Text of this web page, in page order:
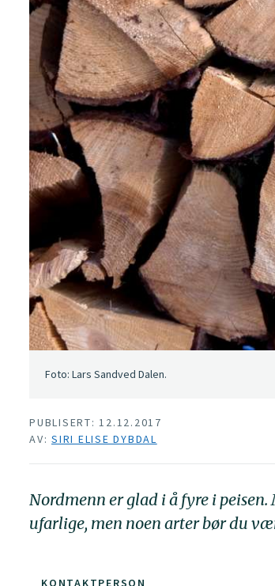
Foto: Lars Sandved Dalen.
PUBLISERT: 12.12.2017
AV: SIRI ELISE DYBDAL
Nordmenn er glad i å fyre i
ufarlige, men noen arter bør du
KONTAKTPERSON